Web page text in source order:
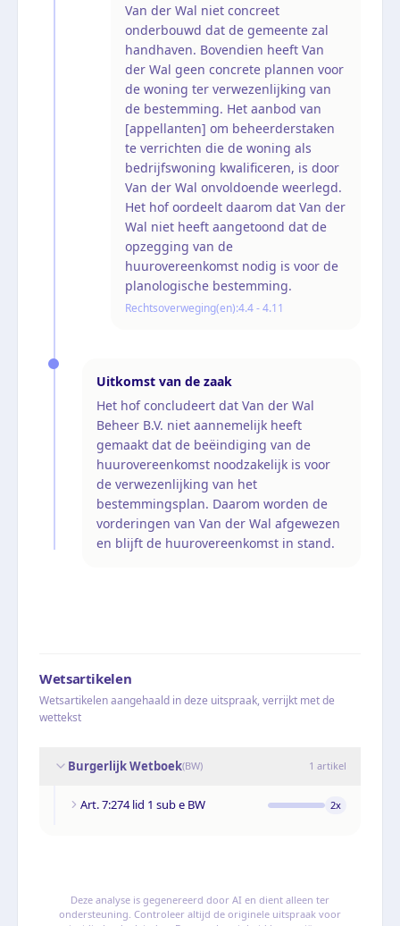
Van der Wal niet concreet
onderbouwd dat de gemeente zal
handhaven. Bovendien heeft Van
der Wal geen concrete plannen voor
de woning ter verwezenlijking van
de bestemming. Het aanbod van
[appellanten] om beheerderstaken
te verrichten die de woning als
bedrijfswoning kwalificeren, is door
Van der Wal onvoldoende weerlegd.
Het hof oordeelt daarom dat Van der
Wal niet heeft aangetoond dat de
opzegging van de
huurovereenkomst nodig is voor de
planologische bestemming.
Rechtsoverweging(en):4.4 - 4.11
Uitkomst van de zaak
Het hof concludeert dat Van der Wal
Beheer B.V. niet aannemelijk heeft
gemaakt dat de beëindiging van de
huurovereenkomst noodzakelijk is voor
de verwezenlijking van het
bestemmingsplan. Daarom worden de
vorderingen van Van der Wal afgewezen
en blijft de huurovereenkomst in stand.
Wetsartikelen
Wetsartikelen aangehaald in deze uitspraak, verrijkt met de
wettekst
Burgerlijk Wetboek(BW) 1 artikel
Art. 7:274 lid 1 sub e BW 2x
Deze analyse is gegenereerd door AI en dient alleen ter
ondersteuning. Controleer altijd de originele uitspraak voor